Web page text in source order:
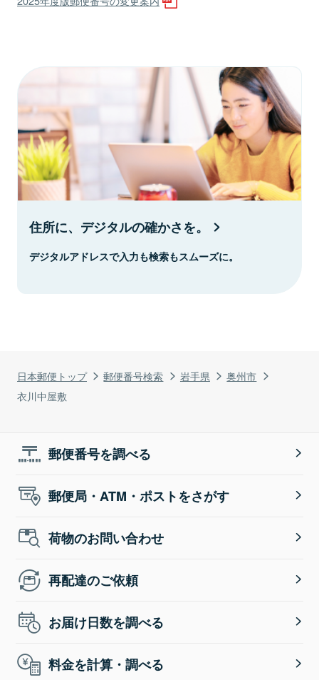
日本郵便トップ 郵便番号検索 岩手県
奥州市
衣川中屋敷
住所に、デジタルの確かさを。
デジタルアドレスで入力も検索もスムーズに。
郵便番号を調べる
郵便局・ATM・ポストをさがす
荷物のお問い合わせ
再配達のご依頼
お届け日数を調べる
料金を計算・調べる